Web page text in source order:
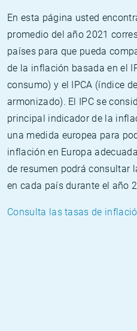
En esta página usted
promedio del año 2021
países para que pueda
de la inflación basada en el
consumo) y el IPCA (índice
armonizado). El IPC se
principal indicador de la
una medida europea para
inflación en Europa
de resumen podrá consultar
en cada país durante el año
Consulta las tasas de